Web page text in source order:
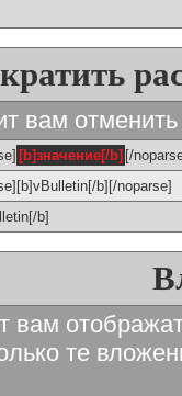
вам
[b]значение[/b] [/
b][/noparse]
b]
вам
те